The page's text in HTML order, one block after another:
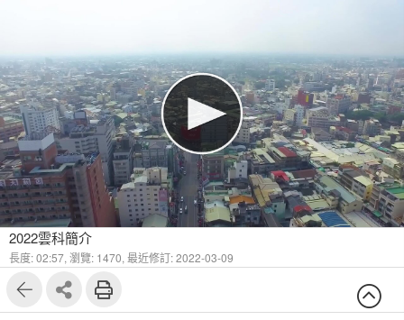
2022雲科簡介
長度: 02:57, 瀏覽: 1470, 最近修訂: 2022-03-09